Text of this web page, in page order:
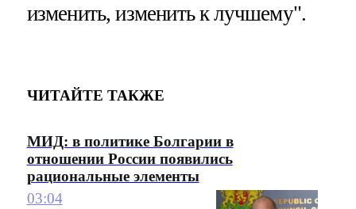
изменить, изменить к лучшему".
ЧИТАЙТЕ ТАКЖЕ
МИД: в политике Болгарии в
отношении России появились
рациональные элементы
03:04